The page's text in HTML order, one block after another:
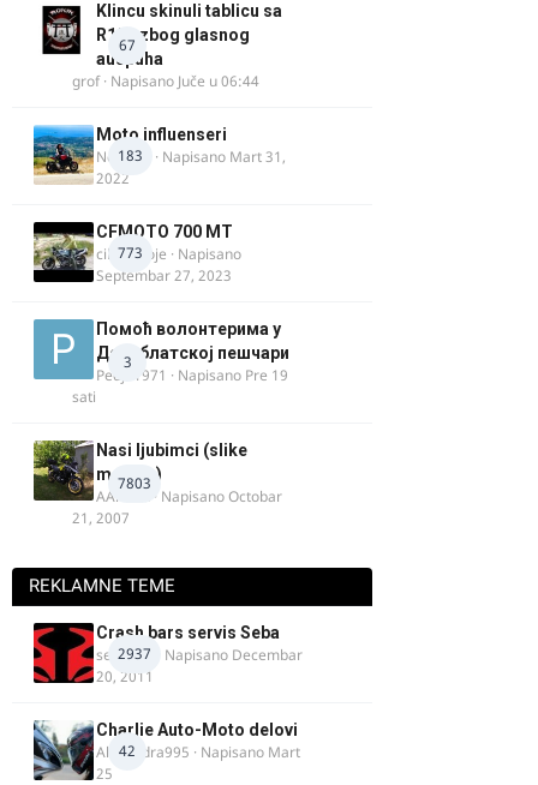
67
Klincu skinuli tablicu sa
R125 zbog glasnog
auspuha
grof· Napisano Juče u 06:44
183
Moto influenseri
Nolanka · Napisano Mart 31,
2022
773
CFMOTO 700 MT
cika miloje · Napisano
Septembar 27, 2023
3
Помоћ волонтерима у
Делиблатској пешчари
Pedja1971 · Napisano Pre 19
sati
7803
Nasi ljubimci (slike
motora)
AArnold · NapisanoOctobar
21, 2007
REKLAMNE TEME
2937
Crash bars servis Seba
seba011 · Napisano Decembar
20, 2011
42
Charlie Auto-Moto delovi
Alexandra995 · Napisano Mart
25